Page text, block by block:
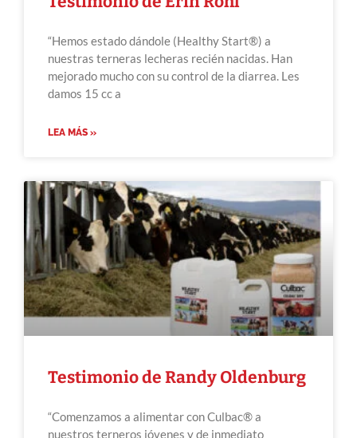
“Hemos estado dándole (Healthy Start®) a
nuestras terneras lecheras recién nacidas. Han
mejorado mucho con su control de la diarrea. Les
damos 15 cc a
LEA MÁS »
Testimonio de Randy Oldenburg
“Comenzamos a alimentar con Culbac® a
nuestros terneros jóvenes y de inmediato